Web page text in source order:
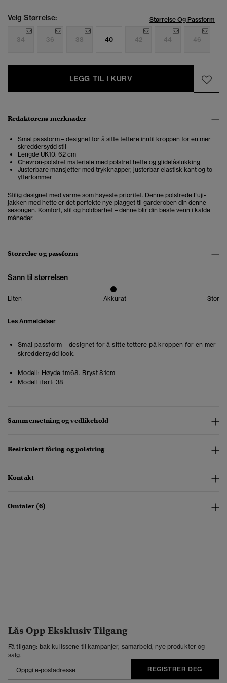
Velg Størrelse: Størrelse Og Passform
34 36 38 40 42 44 46
LEGG TIL I KURV
Redaktørens merknader
Smal passform – designet for å sitte tettere inntil kroppen for en mer
skreddersydd stil
Lengde UK10: 62 cm
Chevron-polstret materiale med polstret hette og glidelåslukking
Justerbare mansjetter med trykknapper, justerbar elastisk kant og to
ytterlommer
Stilig designet med varme som høyeste prioritet. Denne polstrede Fuji-
jakken med hette er det perfekte nye plagget til garderoben din denne
sesongen. Komfort, stil og holdbarhet – denne blir din beste venn i kalde
måneder.
Størrelse og passform
Sann til størrelsen
Liten Akkurat Stor
Les Anmeldelser
Smal passform – designet for å sitte tettere på kroppen for en mer
skreddersydd look.
Modell: Høyde 1m68. Bryst 81cm
Modell iført: 38
Sammensetning og vedlikehold
Resirkulert fôring og polstring
Kontakt
Omtaler (6)
Lås Opp Eksklusiv Tilgang
Få tilgang: bak kulissene til kampanjer, samarbeid, nye produkter og
salg.
REGISTRER DEG